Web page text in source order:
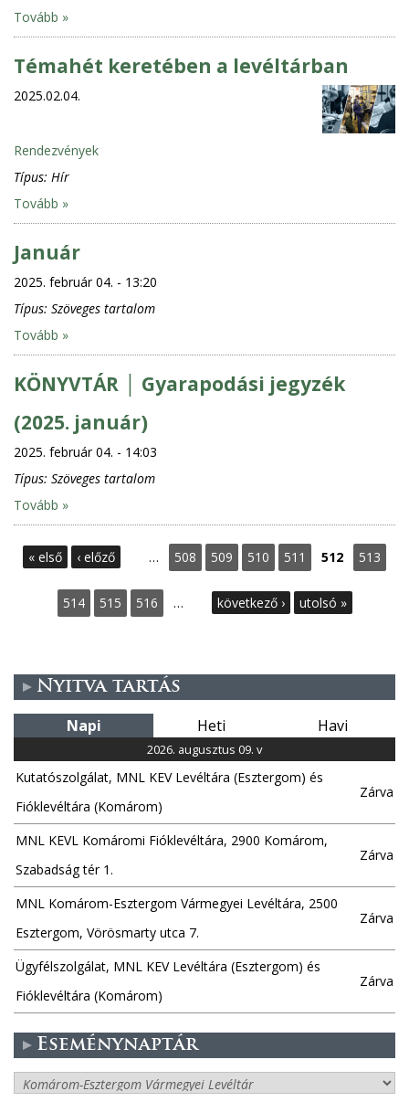
Tovább »
Témahét keretében a levéltárban
2025.02.04.
Rendezvények
Típus: Hír
Tovább »
Január
2025. február 04. - 13:20
Típus: Szöveges tartalom
Tovább »
KÖNYVTÁR │ Gyarapodási jegyzék
(2025. január)
2025. február 04. - 14:03
Típus: Szöveges tartalom
Tovább »
O
a
l
a
k
« első ‹ előző … 508 509 510 511 512 513
514 515 516 … következő › utolsó »
Nyitva tartás
Napi Heti Havi
2026. augusztus 09. v
Kutatószolgálat, MNL KEV Levéltára (Esztergom) és
Fióklevéltára (Komárom)
Zárva
MNL KEVL Komáromi Fióklevéltára, 2900 Komárom,
Szabadság tér 1.
Zárva
MNL Komárom-Esztergom Vármegyei Levéltára, 2500
Esztergom, Vörösmarty utca 7.
Zárva
Ügyfélszolgálat, MNL KEV Levéltára (Esztergom) és
Fióklevéltára (Komárom)
Zárva
Eseménynaptár